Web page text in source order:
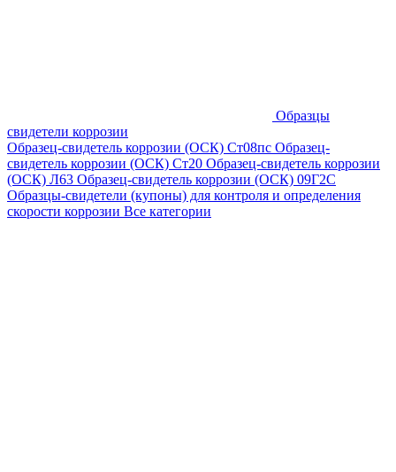
Образцы
свидетели коррозии
Образец-свидетель коррозии (ОСК) Ст08пс Образец-
свидетель коррозии (ОСК) Ст20 Образец-свидетель коррозии
(ОСК) Л63 Образец-свидетель коррозии (ОСК) 09Г2С
Образцы-свидетели (купоны) для контроля и определения
скорости коррозии Все категории